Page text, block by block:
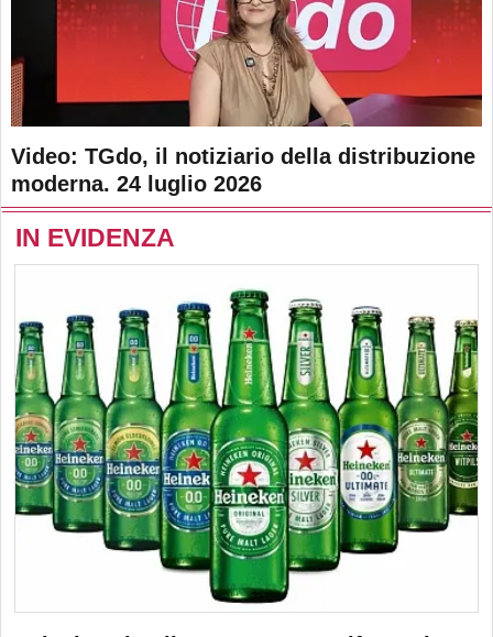
Video: TGdo, il notiziario della distribuzione
moderna. 24 luglio 2026
IN EVIDENZA